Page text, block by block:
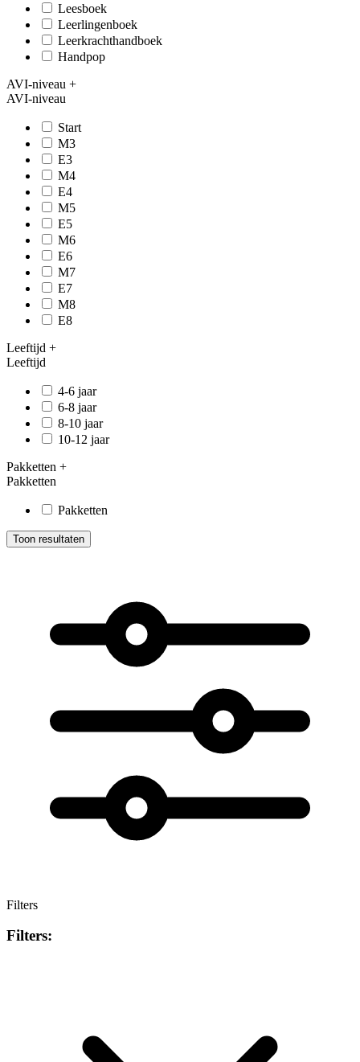
Leesboek
Leerlingenboek
Leerkrachthandboek
Handpop
AVI-niveau +
AVI-niveau
Start
M3
E3
M4
E4
M5
E5
M6
E6
M7
E7
M8
E8
Leeftijd +
Leeftijd
4-6 jaar
6-8 jaar
8-10 jaar
10-12 jaar
Pakketten +
Pakketten
Pakketten
Toon resultaten
Filters
Filters: